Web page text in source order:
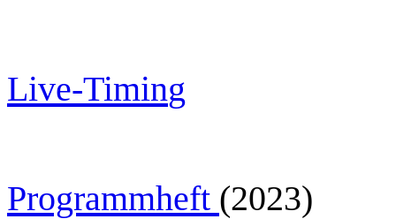
Live-Timing
Programmheft (2023)